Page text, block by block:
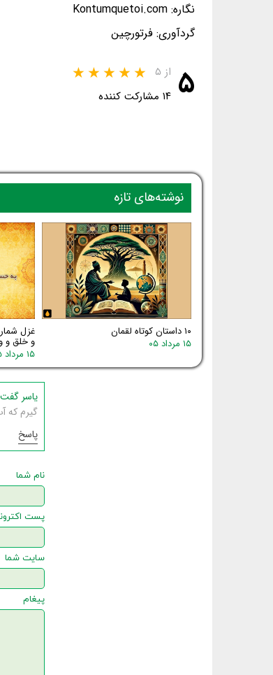
نگاره: Kontumquetoi.com
گردآوری: فرتورچین
۵ از ۵
۱۴ مشارکت کننده
۱۰ داستان کوتاه لقمان
۱۵ مرداد ۰۵
و خلق و
۱۵ مرداد ۰۵
نوشته‌های تازه
یاسر
گیرم که
پاسخ
نام شما
پست
سایت شما
پیغام